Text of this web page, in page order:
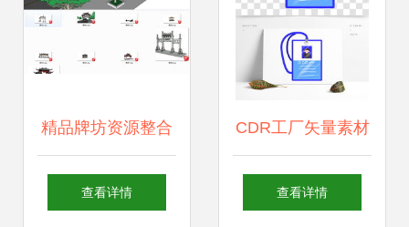
精品牌坊资源整合
从SU模型到CAD
查看详情
CDR工厂矢量素材
免费下载技巧与千
查看详情